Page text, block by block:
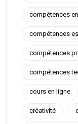
compétences
compétences
compétences
compétences
cours en ligne
créativité